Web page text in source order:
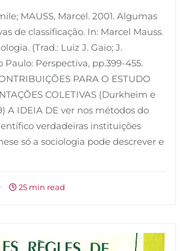
MAUSS, Marcel. 2001. Algumas
de classificação. In: Marcel Mauss.
(Trad.: Luiz J. Gaio; J.
Paulo: Perspectiva, pp.399-455.
PARA O ESTUDO
COLETIVAS (Durkheim e
A IDEIA DE ver nos métodos do
verdadeiras instituições
só a sociologia pode descrever e
25 min read